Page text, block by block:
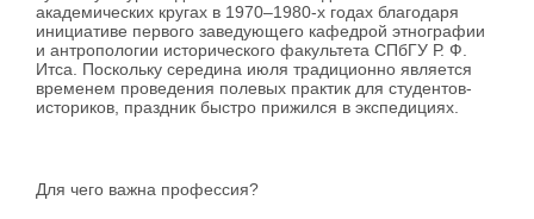
академических кругах в 1970–1980-х годах благодаря
инициативе первого заведующего кафедрой этнографии
и антропологии исторического факультета СПбГУ Р. Ф.
Итса. Поскольку середина июля традиционно является
временем проведения полевых практик для студентов-
историков, праздник быстро прижился в экспедициях.
Для чего важна профессия?